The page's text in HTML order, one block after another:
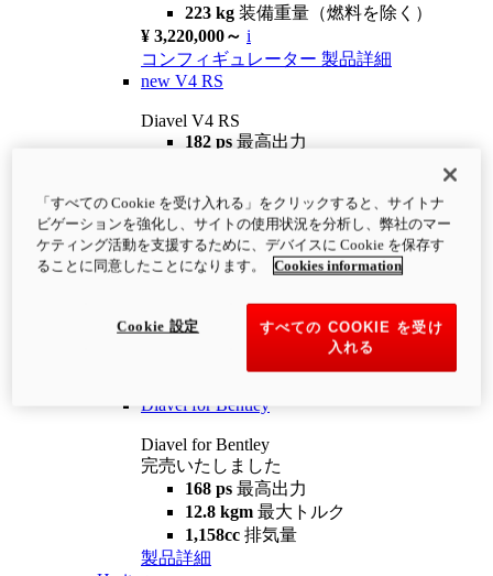
223 kg 装備重量（燃料を除く）
¥ 3,220,000～ i
コンフィギュレーター 製品詳細
new V4 RS
Diavel V4 RS
182 ps 最高出力
¥4,400,000 i
コンフィギュレーター 製品詳細
newV4 RS 100
12.2 kgm
最大トルク
装備重量（燃料を除く）
Diavel for Bentley
Diavel for Bentley
完売いたしました
168 ps 最高出力
12.8 kgm 最大トルク
1,158cc 排気量
製品詳細
「すべての Cookie を受け入れる」をクリックすると、サイトナ
ビゲーションを強化し、サイトの使用状況を分析し、弊社のマー
ケティング活動を支援するために、デバイスに Cookie を保存す
ることに同意したことになります。
Cookies information
すべての COOKIE を受け
入れる
Cookie 設定